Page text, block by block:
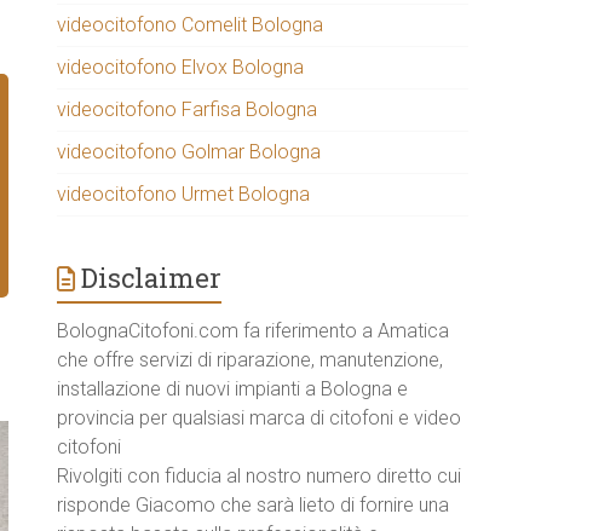
videocitofono Comelit Bologna
videocitofono Elvox Bologna
videocitofono Farfisa Bologna
videocitofono Golmar Bologna
videocitofono Urmet Bologna
Disclaimer
BolognaCitofoni.com fa riferimento a Amatica
che offre servizi di riparazione, manutenzione,
installazione di nuovi impianti a Bologna e
provincia per qualsiasi marca di citofoni e video
citofoni
Rivolgiti con fiducia al nostro numero diretto cui
risponde Giacomo che sarà lieto di fornire una